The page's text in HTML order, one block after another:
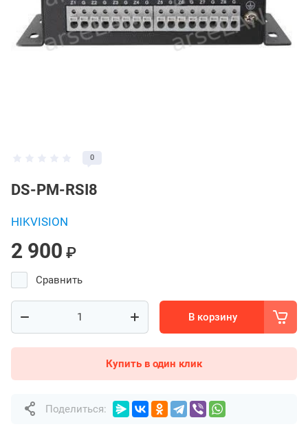
0
DS-PM-RSI8
HIKVISION
2 900 ₽
Сравнить
В корзину
Купить в один клик
Поделиться: